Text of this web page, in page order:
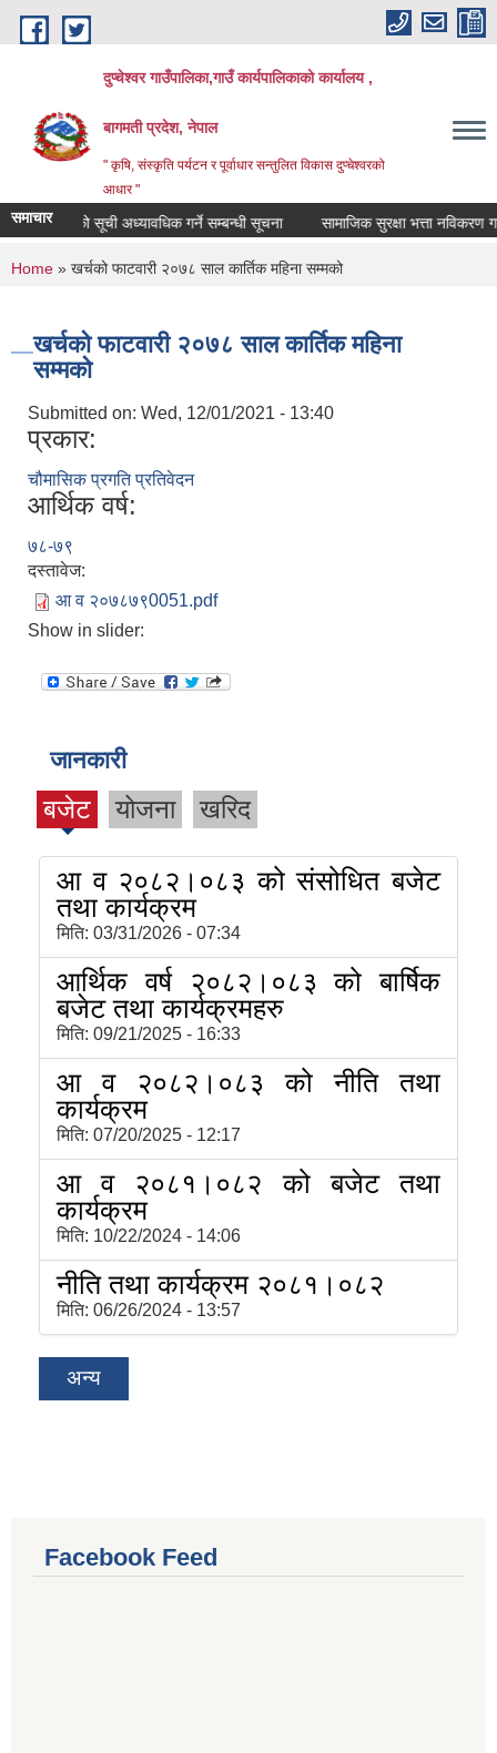
Skip to main content
दुप्चेश्वर गाउँपालिका,गाउँ कार्यपालिकाको कार्यालय ,
बागमती प्रदेश, नेपाल
" कृषि, संस्कृति पर्यटन र पूर्वाधार सन्तुलित विकास दुप्चेश्वरको
आधार "
समाचार सूची अध्यावधिक गर्ने सम्बन्धी सूचना सामाजिक सुरक्षा भत्ता नविकरण गर्ने
You are here
Home » खर्चको फाटवारी २०७८ साल कार्तिक महिना सम्मको
खर्चको फाटवारी २०७८ साल कार्तिक महिना
सम्मको
Submitted on: Wed, 12/01/2021 - 13:40
प्रकार:
चौमासिक प्रगति प्रतिवेदन
आर्थिक वर्ष:
७८-७९
दस्तावेज:
आ व २०७८७९0051.pdf
Show in slider:
जानकारी
बजेट योजना खरिद
आ व २०८२।०८३ को संसोधित बजेट
तथा कार्यक्रम
मिति: 03/31/2026 - 07:34
आर्थिक वर्ष २०८२।०८३ को बार्षिक
बजेट तथा कार्यक्रमहरु
मिति: 09/21/2025 - 16:33
आ व २०८२।०८३ को नीति तथा
कार्यक्रम
मिति: 07/20/2025 - 12:17
आ व २०८१।०८२ को बजेट तथा
कार्यक्रम
मिति: 10/22/2024 - 14:06
नीति तथा कार्यक्रम २०८१।०८२
मिति: 06/26/2024 - 13:57
अन्य
Facebook Feed